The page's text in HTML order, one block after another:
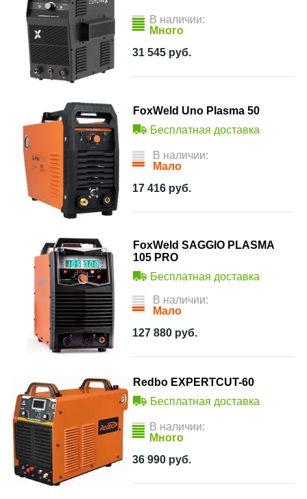
В наличии:
Много
31 545 руб.
FoxWeld Uno Plasma 50
Бесплатная доставка
В наличии:
Мало
17 416 руб.
FoxWeld SAGGIO PLASMA
105 PRO
Бесплатная доставка
В наличии:
Мало
127 880 руб.
Redbo EXPERTCUT-60
Бесплатная доставка
В наличии:
Много
36 990 руб.